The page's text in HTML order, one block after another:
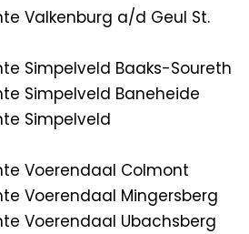
Valkenburg a/d Geul St.
Simpelveld Baaks-Soureth
Simpelveld Baneheide
Simpelveld
Voerendaal Colmont
Voerendaal Mingersberg
Voerendaal Ubachsberg